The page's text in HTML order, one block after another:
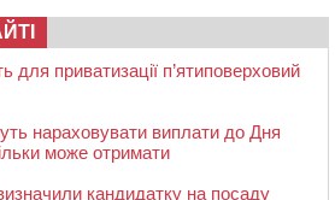
для приватизації п’ятиповерховий
нараховувати виплати до Дня
може отримати
кандидатку на посаду